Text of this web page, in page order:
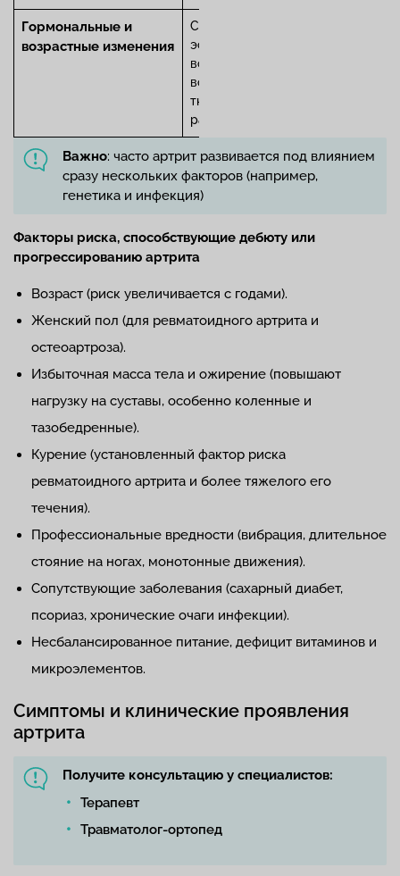
Гормональные и
возрастные изменения
Снижение уровня
эстрогенов в менопаузе,
возрастное замедление
восстановления хрящевой
ткани способствуют
развитию остеоартрита.
Важно: часто артрит развивается под влиянием
сразу нескольких факторов (например,
генетика и инфекция)
Факторы риска, способствующие дебюту или
прогрессированию артрита
Возраст (риск увеличивается с годами).
Женский пол (для ревматоидного артрита и
остеоартроза).
Избыточная масса тела и ожирение (повышают
нагрузку на суставы, особенно коленные и
тазобедренные).
Курение (установленный фактор риска
ревматоидного артрита и более тяжелого его
течения).
Профессиональные вредности (вибрация, длительное
стояние на ногах, монотонные движения).
Сопутствующие заболевания (сахарный диабет,
псориаз, хронические очаги инфекции).
Несбалансированное питание, дефицит витаминов и
микроэлементов.
Симптомы и клинические проявления
артрита
Получите консультацию у специалистов:
Терапевт
Травматолог-ортопед